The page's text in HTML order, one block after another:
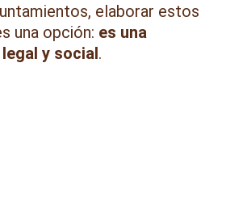
elaborar estos
una opción: es una
y social.